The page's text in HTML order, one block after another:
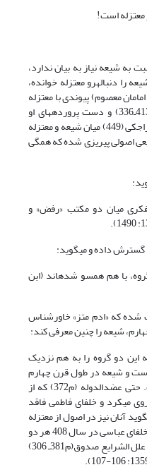
معتزله است!
او نسبت به شیعه نیاز به بیان ندارد،
را دنباله‏رو معتزله خوانده،
معصوم) پیوندى با معتزله
نداشته‏اند، بلکه از زمان شیخ مفید(413ـ336) و دست پرورده‏هاى او
مانند سید مرتضى(436ـ 355) و شیخ کراجکى (449) میان شیعه و معتزله
اصولى پى‏ریزى شده که همگى
همفکرى میان دو مکتب «رفض» و
این دو گروه، با هم همسو شده‏اند (ابن
شده که «ادم متز» خاورشناس
شیعه را چنین معرفى ‏کند:
این دو گروه را به هم نزدیک
و شیعه در طول قرن چهارم
(300ـ 400) مکتب کلامى نداشته است. حتى عضدالدوله (م372) که از
مى‏کرد و خلفاى فاطمى فاقد
آنان نیز در اصول از معتزله
پیروى مى‏کردند، و لذا القادر بامرالله از خلفاى عباسى در سال 408 هر دو
گروه را از مناظره ممنوع ساخت، و کتاب علل الشرایع صدوق(م381ـ 306)